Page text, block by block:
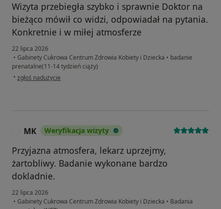
Wizyta przebiegła szybko i sprawnie Doktor na
bieżąco mówił co widzi, odpowiadał na pytania.
Konkretnie i w miłej atmosferze
22 lipca 2026
• Gabinety Cukrowa Centrum Zdrowia Kobiety i Dziecka • badanie
prenatalne(11-14 tydzień ciąży)
• w opinii użytkownika Emilia
zgłoś nadużycie
MK Weryfikacja wizyty
Przyjazna atmosfera, lekarz uprzejmy,
żartobliwy. Badanie wykonane bardzo
dokladnie.
22 lipca 2026
• Gabinety Cukrowa Centrum Zdrowia Kobiety i Dziecka • Badania